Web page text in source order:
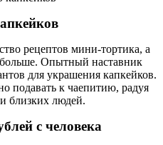
рецептов мини-тортика, а
больше. Опытный наставник
для украшения капкейков.
к чаепитию, радуя
близких людей.
с человека